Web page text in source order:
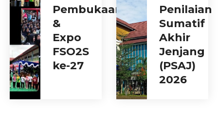
Pembukaan
&
Expo
FSO2S
ke-27
Penilaian
Sumatif
Akhir
Jenjang
(PSAJ)
2026